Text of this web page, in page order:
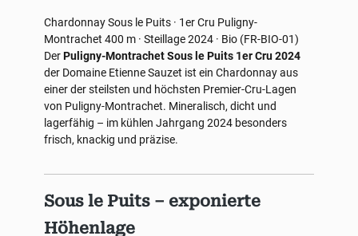
ChardonnaySous le Puits · 1er Cru Puligny-
Montrachet 400 m · Steillage2024 · Bio (FR-BIO-01)
DerPuligny-Montrachet Sous le Puits 1er Cru 2024
der Domaine Etienne Sauzet ist ein Chardonnay aus
einer der steilsten und höchsten Premier-Cru-Lagen
von Puligny-Montrachet. Mineralisch, dicht und
lagerfähig – im kühlen Jahrgang 2024 besonders
frisch, knackig und präzise.
Sous le Puits – exponierte
Höhenlage